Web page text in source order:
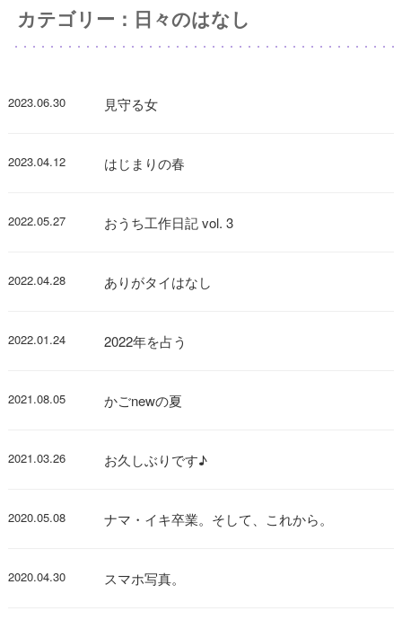
カテゴリー：日々のはなし
2023.06.30 見守る女
2023.04.12 はじまりの春
2022.05.27 おうち工作日記 vol. 3
2022.04.28 ありがタイはなし
2022.01.24 2022年を占う
2021.08.05 かごnewの夏
2021.03.26 お久しぶりです♪
2020.05.08 ナマ・イキ卒業。そして、これから。
2020.04.30 スマホ写真。